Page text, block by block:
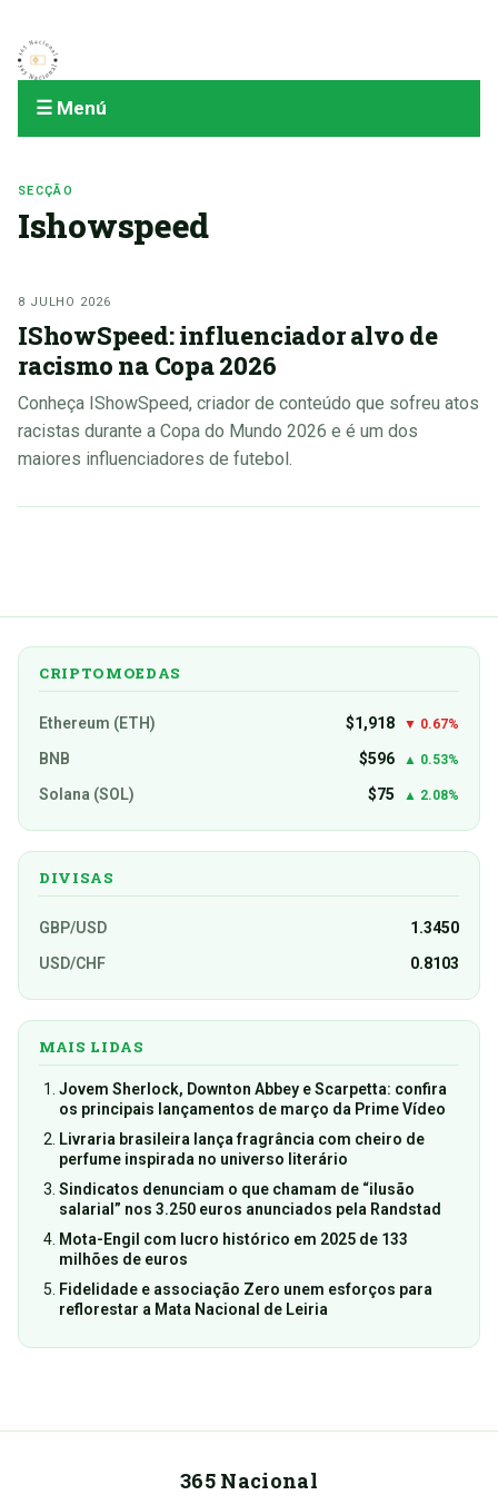
☰ Menú
SECÇÃO
Ishowspeed
8 JULHO 2026
IShowSpeed: influenciador alvo de
racismo na Copa 2026
Conheça IShowSpeed, criador de conteúdo que sofreu atos
racistas durante a Copa do Mundo 2026 e é um dos
maiores influenciadores de futebol.
CRIPTOMOEDAS
Ethereum (ETH) $1,918 ▼ 0.67%
BNB $596 ▲ 0.53%
Solana (SOL) $75 ▲ 2.08%
DIVISAS
GBP/USD
1.3450
USD/CHF
0.8103
MAIS LIDAS
Jovem Sherlock, Downton Abbey e Scarpetta: confira
os principais lançamentos de março da Prime Vídeo
Livraria brasileira lança fragrância com cheiro de
perfume inspirada no universo literário
Sindicatos denunciam o que chamam de “ilusão
salarial” nos 3.250 euros anunciados pela Randstad
Mota-Engil com lucro histórico em 2025 de 133
milhões de euros
Fidelidade e associação Zero unem esforços para
reflorestar a Mata Nacional de Leiria
365 Nacional